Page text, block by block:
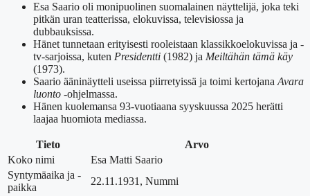
Esa Saario oli monipuolinen suomalainen näyttelijä, joka teki
pitkän uran teatterissa, elokuvissa, televisiossa ja
dubbauksissa.
Hänet tunnetaan erityisesti rooleistaan klassikkoelokuvissa ja -
tv-sarjoissa, kuten Presidentti (1982) ja Meiltähän tämä käy
(1973).
Saario ääninäytteli useissa piirretyissä ja toimi kertojana Avara
luonto -ohjelmassa.
Hänen kuolemansa 93-vuotiaana syyskuussa 2025 herätti
laajaa huomiota mediassa.
Tieto
Arvo
Koko nimi
Esa Matti Saario
Syntymäaika ja -
paikka
22.11.1931, Nummi